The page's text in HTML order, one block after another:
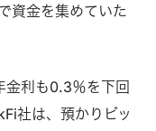
資金を集めていた
金利も0.3％を下回
社は、預かりビッ